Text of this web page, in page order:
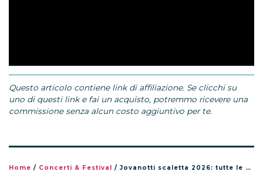
Questo articolo contiene link di affiliazione. Se clicchi su
uno di questi link e fai un acquisto, potremmo ricevere una
commissione senza alcun costo aggiuntivo per te.
Home / Concerti & Festival / Jovanotti scaletta 2026: tutte le canzoni del tour Jova Summer Party